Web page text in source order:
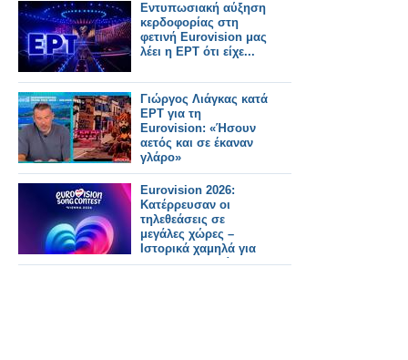
Εντυπωσιακή αύξηση
κερδοφορίας στη
φετινή Eurovision μας
λέει η ΕΡΤ ότι είχε...
Γιώργος Λιάγκας κατά
ΕΡΤ για τη
Eurovision: «Ήσουν
αετός και σε έκαναν
γλάρο»
Eurovision 2026:
Κατέρρευσαν οι
τηλεθεάσεις σε
μεγάλες χώρες –
Ιστορικά χαμηλά για
BBC και Σουηδία